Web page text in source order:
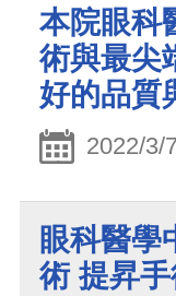
本院眼科
術與最尖
好的品質
2022/3/7
眼科醫學
術 提昇